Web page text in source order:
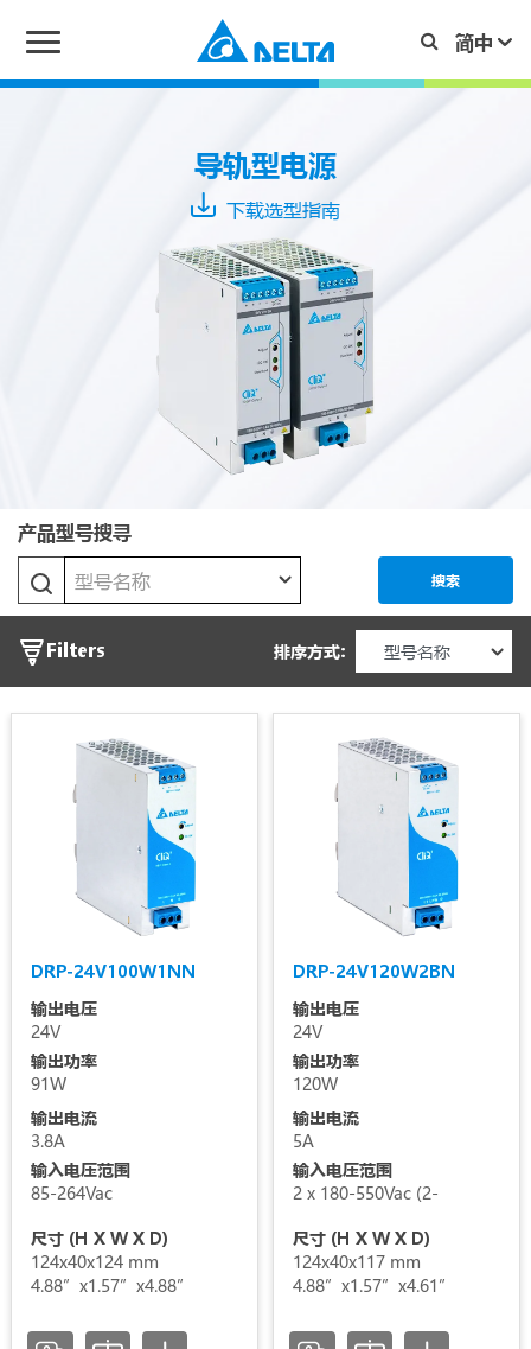
导轨型电源
下载选型指南
产品型号搜寻
型号名称
搜索
Filters 排序方式:
CliQ
M
GT
LYTE
II
SYNC
Power
输
出
电
输
入
电
压
范
围
证
DRP-24V100W1NN
输出电压
24V
输出功率
91W
输出电流
3.8A
输入电压范围
85-264Vac
尺寸 (H X W X D)
124x40x124 mm
4.88”x1.57”x4.88”
DRP-24V120W2BN
输出电压
24V
输出功率
120W
输出电流
5A
输入电压范围
2 x 180-550Vac (2-
尺寸 (H X W X D)
124x40x117 mm
4.88”x1.57”x4.61”